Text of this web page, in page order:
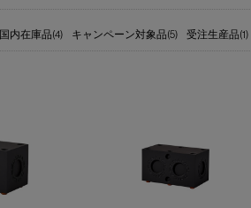
国内在庫品(4) キャンペーン対象品(5) 受注生産品(1)